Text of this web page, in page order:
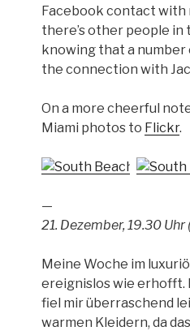
Facebook contact with
there’s other people in
knowing that a number
the connection with
On a more cheerful
Miami photos to Flickr.
—
21. Dezember, 19.30
Meine Woche im
ereignislos wie erhofft.
fiel mir überraschend
warmen Kleidern, da